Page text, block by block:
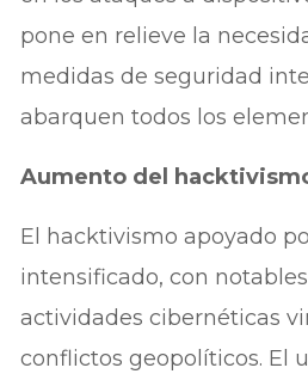
pone en relieve la
medidas de seguridad
abarquen todos los
Aumento del
El hacktivismo apoyado
intensificado, con
actividades cibernéticas
conflictos geopolíticos. El